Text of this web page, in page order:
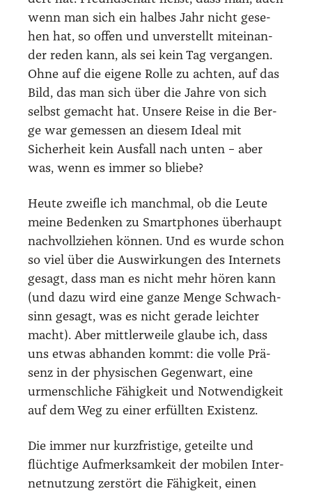
wenn man sich ein hal­bes Jahr nicht gese­
hen hat, so offen und unver­stellt mit­ein­an­
der reden kann, als sei kein Tag ver­gan­gen.
Ohne auf die eige­ne Rol­le zu ach­ten, auf das
Bild, das man sich über die Jah­re von sich
selbst gemacht hat. Unse­re Rei­se in die Ber­
ge war gemes­sen an die­sem Ide­al mit
Sicher­heit kein Aus­fall nach unten – aber
was, wenn es immer so blie­be?
Heu­te zweif­le ich manch­mal, ob die Leu­te
mei­ne Beden­ken zu Smart­phones über­haupt
nach­voll­zie­hen kön­nen. Und es wur­de schon
so viel über die Aus­wir­kun­gen des Inter­nets
gesagt, dass man es nicht mehr hören kann
(und dazu wird eine gan­ze Men­ge Schwach­
sinn gesagt, was es nicht gera­de leich­ter
macht). Aber mitt­ler­wei­le glau­be ich, dass
uns etwas abhan­den kommt: die vol­le Prä­
senz in der phy­si­schen Gegen­wart, eine
urmensch­li­che Fähig­keit und Not­wen­dig­keit
auf dem Weg zu einer erfüll­ten Exis­tenz.
Die immer nur kurz­fris­ti­ge, geteil­te und
flüch­ti­ge Auf­merk­sam­keit der mobi­len Inter­
net­nut­zung zer­stört die Fähig­keit, einen